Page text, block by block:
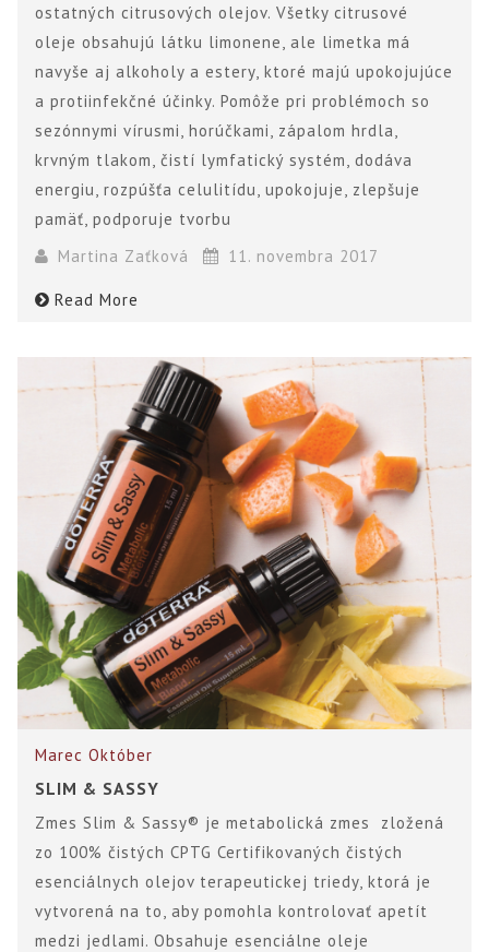
ostatných citrusových olejov. Všetky citrusové
oleje obsahujú látku limonene, ale limetka má
navyše aj alkoholy a estery, ktoré majú upokojujúce
a protiinfekčné účinky. Pomôže pri problémoch so
sezónnymi vírusmi, horúčkami, zápalom hrdla,
krvným tlakom, čistí lymfatický systém, dodáva
energiu, rozpúšťa celulitídu, upokojuje, zlepšuje
pamäť, podporuje tvorbu
Martina Zaťková
11. novembra 2017
Read More
Marec Október
SLIM & SASSY
Zmes Slim & Sassy® je metabolická zmes zložená
zo 100% čistých CPTG Certifikovaných čistých
esenciálnych olejov terapeutickej triedy, ktorá je
vytvorená na to, aby pomohla kontrolovať apetít
medzi jedlami. Obsahuje esenciálne oleje